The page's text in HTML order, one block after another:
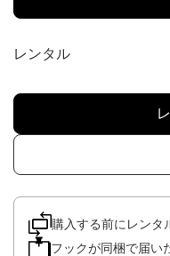
レンタル
購入する前にレンタ
フックが同梱で届い